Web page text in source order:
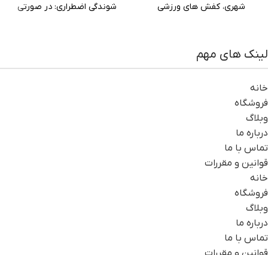
شهری، کفش های ورزشی
شوندگی اضطراری: در صورتی
لینک های مهم
خانه
فروشگاه
وبلاگ
درباره ما
تماس با ما
قوانین و مقررات
خانه
فروشگاه
وبلاگ
درباره ما
تماس با ما